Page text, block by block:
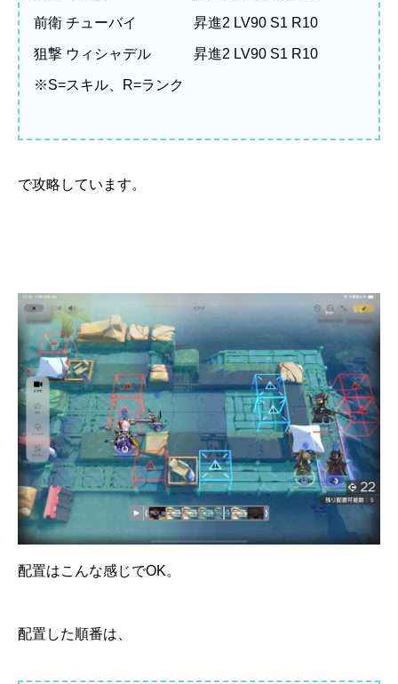
前衛 チューバイ 昇進2 LV90 S1 R10
狙撃 ウィシャデル 昇進2 LV90 S1 R10
※S=スキル、R=ランク
で攻略しています。
配置はこんな感じでOK。
配置した順番は、